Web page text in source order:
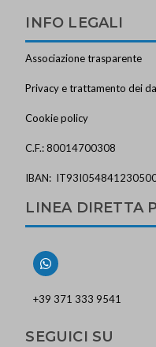
INFO LEGALI
Associazione trasparente
Privacy e trattamento dei
Cookie policy
C.F.: 80014700308
IBAN:
LINEA DIRETTA
+39 371 333 9541
SEGUICI SU